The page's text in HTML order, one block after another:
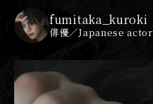
fumitaka_kuroki
俳優／Japanese actor